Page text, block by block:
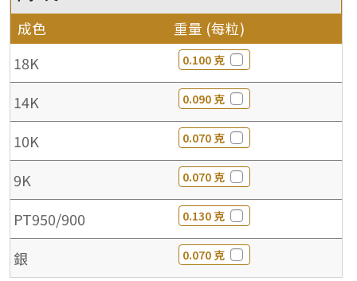
成色 重量 (每粒)
18K 0.100 克
14K 0.090 克
10K 0.070 克
9K 0.070 克
PT950/900 0.130 克
銀 0.070 克